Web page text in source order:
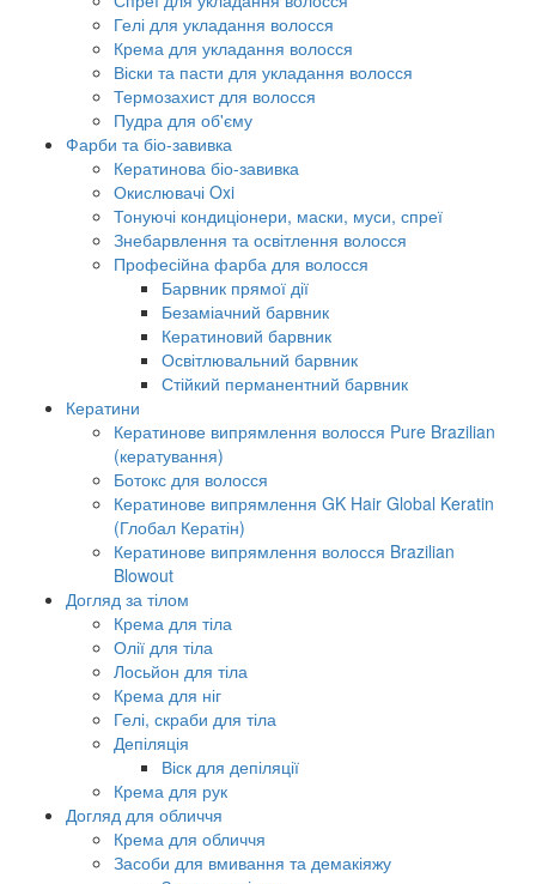
Гелі для укладання волосся
Крема для укладання волосся
Віски та пасти для укладання волосся
Термозахист для волосся
Пудра для об'єму
Фарби та біо-завивка
Кератинова біо-завивка
Окислювачі Oxi
Тонуючі кондиціонери, маски, муси, спреї
Знебарвлення та освітлення волосся
Професійна фарба для волосся
Барвник прямої дії
Безаміачний барвник
Кератиновий барвник
Освітлювальний барвник
Стійкий перманентний барвник
Кератини
Кератинове випрямлення волосся Pure Brazilian
(кератування)
Ботокс для волосся
Кератинове випрямлення GK Hair Global Keratin
(Глобал Кератін)
Кератинове випрямлення волосся Brazilian
Blowout
Догляд за тілом
Крема для тіла
Олії для тіла
Лосьйон для тіла
Крема для ніг
Гелі, скраби для тіла
Депіляція
Віск для депіляції
Крема для рук
Догляд для обличчя
Крема для обличчя
Засоби для вмивання та демакіяжу